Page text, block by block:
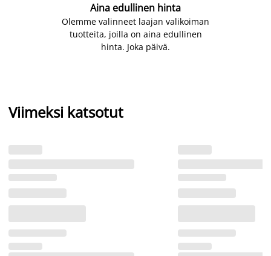
Aina edullinen hinta
Olemme valinneet laajan valikoiman
tuotteita, joilla on aina edullinen
hinta. Joka päivä.
Viimeksi katsotut